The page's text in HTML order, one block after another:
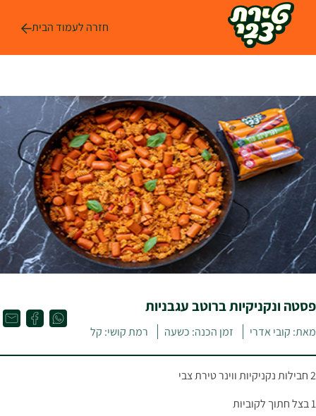
חזרה לעמוד הבית
פסטה ונקניקיות ברוטב עגבניות
מאת: קובי אדרי זמן הכנה: כשעה רמת קושי: קל
2 חבילות נקניקיות ווינר טירת צבי
1 בצל חתוך לקוביות